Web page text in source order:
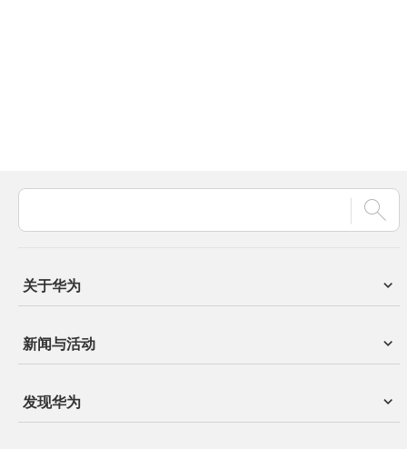
关于华为
新闻与活动
发现华为